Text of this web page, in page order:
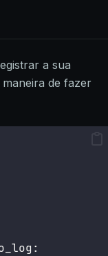
a sua
de fazer